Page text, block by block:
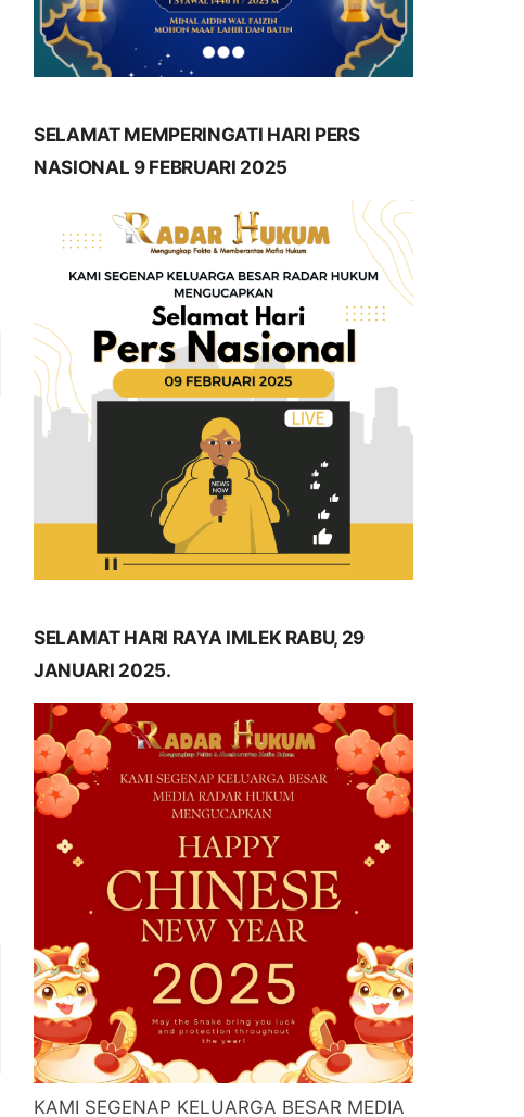
SELAMAT MEMPERINGATI HARI PERS
NASIONAL 9 FEBRUARI 2025
SELAMAT HARI RAYA IMLEK RABU, 29
JANUARI 2025.
KAMI SEGENAP KELUARGA BESAR MEDIA